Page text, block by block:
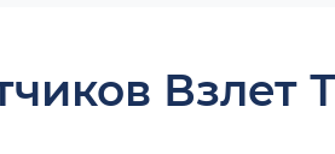
Взлет